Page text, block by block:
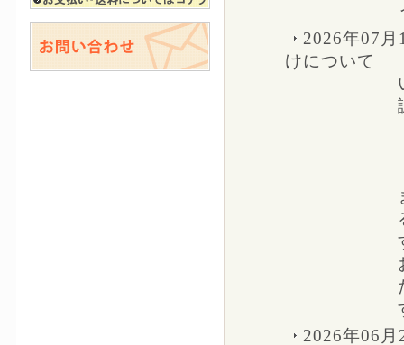
2026年07月
けについて
2026年06月